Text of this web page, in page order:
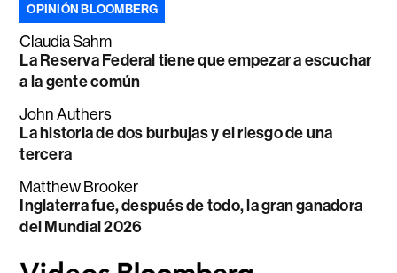
OPINIÓN BLOOMBERG
Claudia Sahm
La Reserva Federal tiene que empezar a escuchar
a la gente común
John Authers
La historia de dos burbujas y el riesgo de una
tercera
Matthew Brooker
Inglaterra fue, después de todo, la gran ganadora
del Mundial 2026